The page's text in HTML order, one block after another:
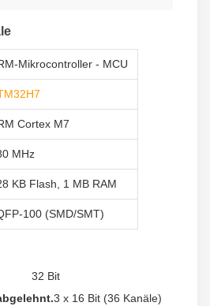
Mikrocontroller - MCU
Cortex M7
MHz
KB Flash, 1 MB RAM
100 (SMD/SMT)
32 Bit
3 x 16 Bit (36 Kanäle)